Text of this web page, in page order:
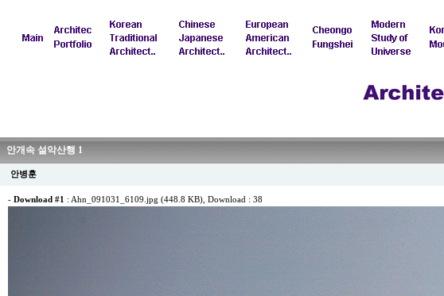
안개속 설악산행 1
안병훈
- Download #1 : Ahn_091031_6109.jpg (448.8 KB) , Download : 38